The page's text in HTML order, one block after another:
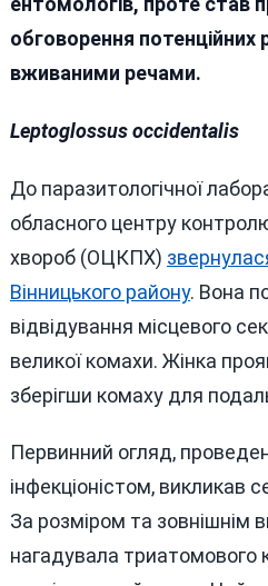
обговорення потенційних
вживаними речами.
Leptoglossus occidentalis
До паразитологічної
обласного центру
хвороб (ОЦКПХ)
Вінницького району. Вона
відвідування місцевого
великої комахи. Жінка
зберігши комаху для
Первинний огляд,
інфекціоністом, викликав
За розміром та зовнішнім
нагадувала триатомового